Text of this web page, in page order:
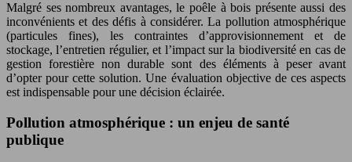
Malgré ses nombreux avantages, le poêle à bois présente aussi des
inconvénients et des défis à considérer. La pollution atmosphérique
(particules fines), les contraintes d’approvisionnement et de
stockage, l’entretien régulier, et l’impact sur la biodiversité en cas de
gestion forestière non durable sont des éléments à peser avant
d’opter pour cette solution. Une évaluation objective de ces aspects
est indispensable pour une décision éclairée.
Pollution atmosphérique : un enjeu de santé
publique